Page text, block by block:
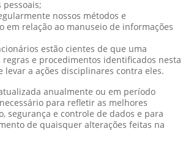
pessoais;
nossos métodos e
em relação ao manuseio de informações
estão cientes de que uma
regras e procedimentos identificados nesta
levar a ações disciplinares contra eles.
anualmente ou em período
para refletir as melhores
segurança e controle de dados e para
de quaisquer alterações feitas na